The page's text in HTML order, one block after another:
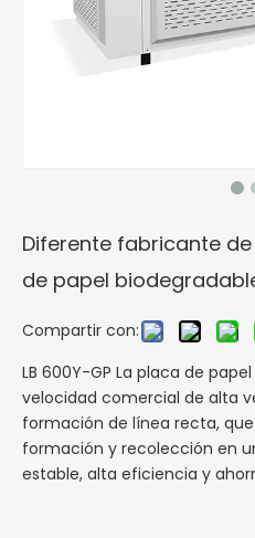
Diferente fabricante
de papel
Compartir con:
LB 600Y-GP La placa de
velocidad comercial de alta
formación de línea recta,
formación y recolección en
estable, alta eficiencia y